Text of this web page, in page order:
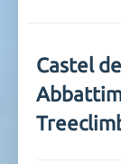
Castel